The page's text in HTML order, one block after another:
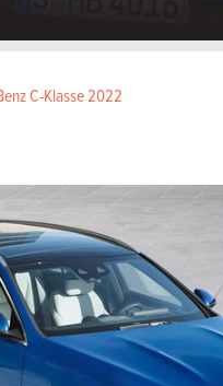
C-Klasse 2022